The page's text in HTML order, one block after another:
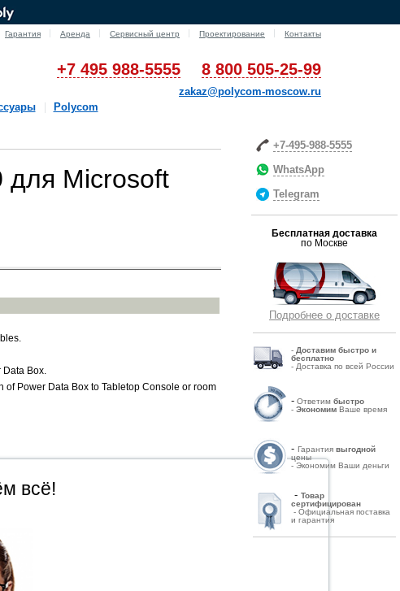
Гарантия Аренда Сервисный центр Проектирование Контакты
+7 495 988-5555 8 800 505-25-99
zakaz@polycom-moscow.ru
Polycom
+7-495-988-5555
WhatsApp
Telegram
Бесплатная доставка
по Москве
Подробнее о доставке
- Доставим быстро и
бесплатно
- Доставка по всей России
- Ответим быстро
- Экономим Ваше время
- Гарантия выгодной
цены
- Экономим Ваши деньги
- Товар
сертифицирован
- Официальная поставка
и гарантия
для Microsoft
Data Box.
Power Data Box to Tabletop Console or room
всё!